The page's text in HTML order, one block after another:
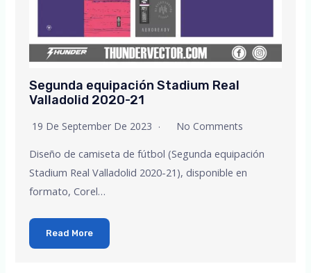
Segunda equipación Stadium Real
Valladolid 2020-21
19 De September De 2023 No Comments
Diseño de camiseta de fútbol (Segunda equipación
Stadium Real Valladolid 2020-21), disponible en
formato, Corel…
Read More